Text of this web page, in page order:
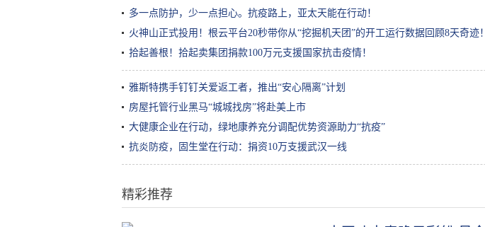
多一点防护，少一点担心。抗疫路上，亚太天能在行动！
火神山正式投用！根云平台20秒带你从“挖掘机天团”的开工运行数据回顾8天奇迹！
拾起善根！拾起卖集团捐款100万元支援国家抗击疫情！
雅斯特携手钉钉关爱返工者，推出“安心隔离”计划
房屋托管行业黑马“城城找房”将赴美上市
大健康企业在行动，绿地康养充分调配优势资源助力“抗疫”
抗炎防疫，固生堂在行动：捐资10万支援武汉一线
精彩推荐